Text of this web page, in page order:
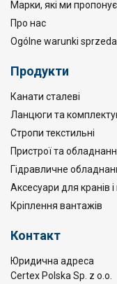
Марки, які ми
Про нас
Ogólne warunki
Продукти
Канати сталеві
Ланцюги та
Стропи текстильні
Пристрої та
Гідравличне
Аксесуари для кранів і
Кріплення вантажів
Контакт
Юридична адреса
Certex Polska Sp. z o.o.